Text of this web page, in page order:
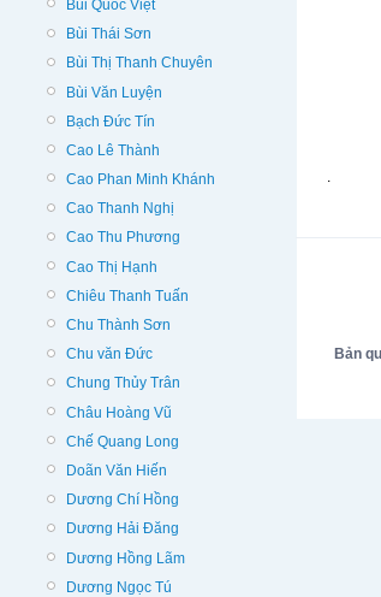
Bùi Quốc Việt
Bùi Thái Sơn
Bùi Thị Thanh Chuyên
Bùi Văn Luyện
Bạch Đức Tín
Cao Lê Thành
Cao Phan Minh Khánh
Cao Thanh Nghị
Cao Thu Phương
Cao Thị Hạnh
Chiêu Thanh Tuấn
Chu Thành Sơn
Chu văn Đức
Chung Thủy Trân
Châu Hoàng Vũ
Chế Quang Long
Doãn Văn Hiến
Dương Chí Hồng
Dương Hải Đăng
Dương Hồng Lãm
Dương Ngọc Tú
.
Bản